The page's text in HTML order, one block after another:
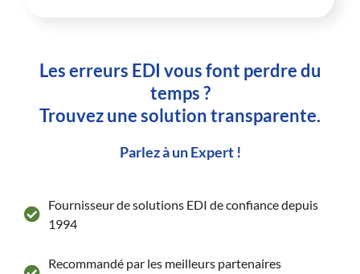
Les erreurs EDI vous font perdre du
temps ?
Trouvez une solution transparente.
Parlez à un Expert !
Fournisseur de solutions EDI de confiance depuis
1994
Recommandé par les meilleurs partenaires